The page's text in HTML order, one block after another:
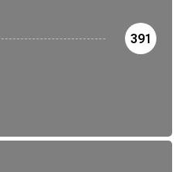
391